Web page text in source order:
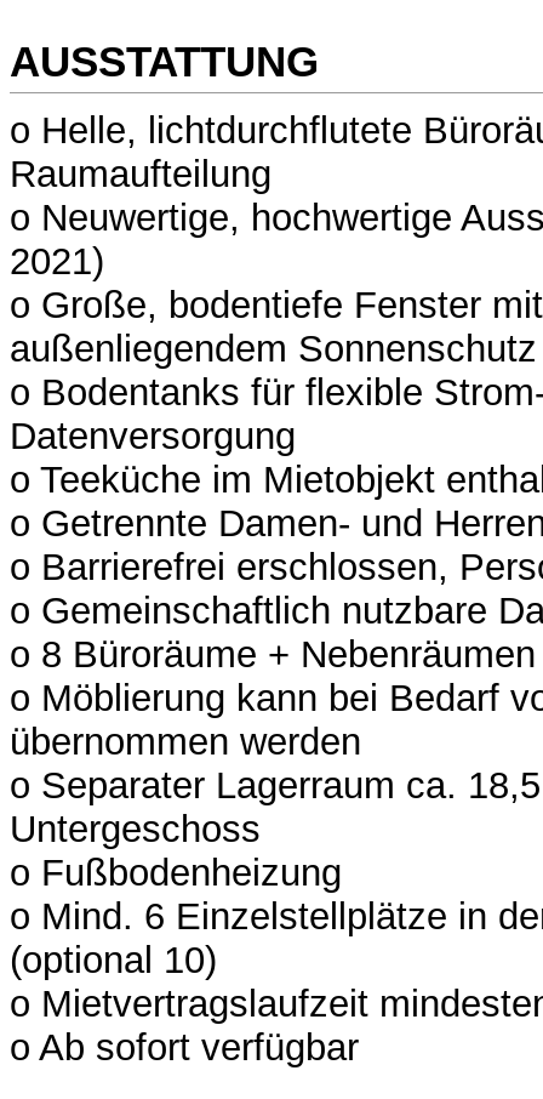
AUSSTATTUNG
o Helle, lichtdurchflutete
Raumaufteilung
o Neuwertige, hochwertige
2021)
o Große, bodentiefe Fenster
außenliegendem Sonnenschutz
o Bodentanks für flexible
Datenversorgung
o Teeküche im Mietobjekt
o Getrennte Damen- und
o Barrierefrei erschlossen,
o Gemeinschaftlich nutzbare
o 8 Büroräume + Nebenräumen
o Möblierung kann bei Bedarf
übernommen werden
o Separater Lagerraum ca.
Untergeschoss
o Fußbodenheizung
o Mind. 6 Einzelstellplätze in
(optional 10)
o Mietvertragslaufzeit
o Ab sofort verfügbar